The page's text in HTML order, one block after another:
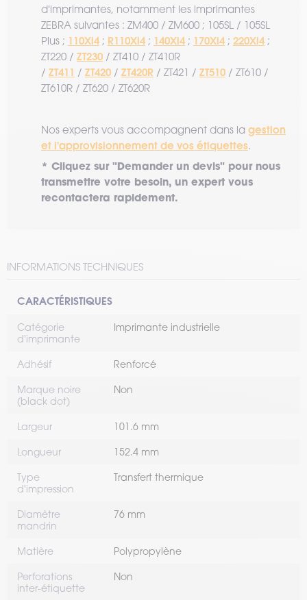
d'imprimantes, notamment les imprimantes
ZEBRA suivantes : ZM400 / ZM600 ; 105SL / 105SL
Plus ; 110Xi4 ; R110Xi4 ; 140Xi4 ; 170Xi4 ; 220Xi4 ;
ZT220 / ZT230 / ZT410 / ZT410R
/ ZT411 / ZT420 / ZT420R / ZT421 / ZT510 / ZT610 /
ZT610R / ZT620 / ZT620R
Nos experts vous accompagnent dans la gestion
et l'approvisionnement de vos étiquettes.
* Cliquez sur "Demander un devis" pour nous
transmettre votre besoin, un expert vous
recontactera rapidement.
INFORMATIONS TECHNIQUES
CARACTÉRISTIQUES
Catégorie
d'imprimante
Imprimante industrielle
Adhésif Renforcé
Marque noire
(black dot)
Non
Largeur 101.6 mm
Longueur 152.4 mm
Type
d'impression
Transfert thermique
Diamètre
mandrin
76 mm
Matière Polypropylène
Perforations
inter-étiquette
Non